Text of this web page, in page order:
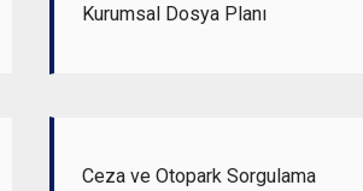
Kurumsal Dosya Planı
Ceza ve Otopark Sorgulama